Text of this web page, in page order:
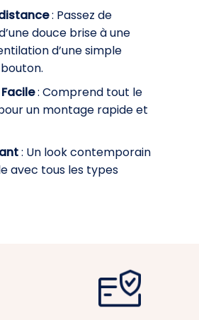
: Passez de
douce brise à une
d’une simple
: Comprend tout le
un montage rapide et
: Un look contemporain
avec tous les types